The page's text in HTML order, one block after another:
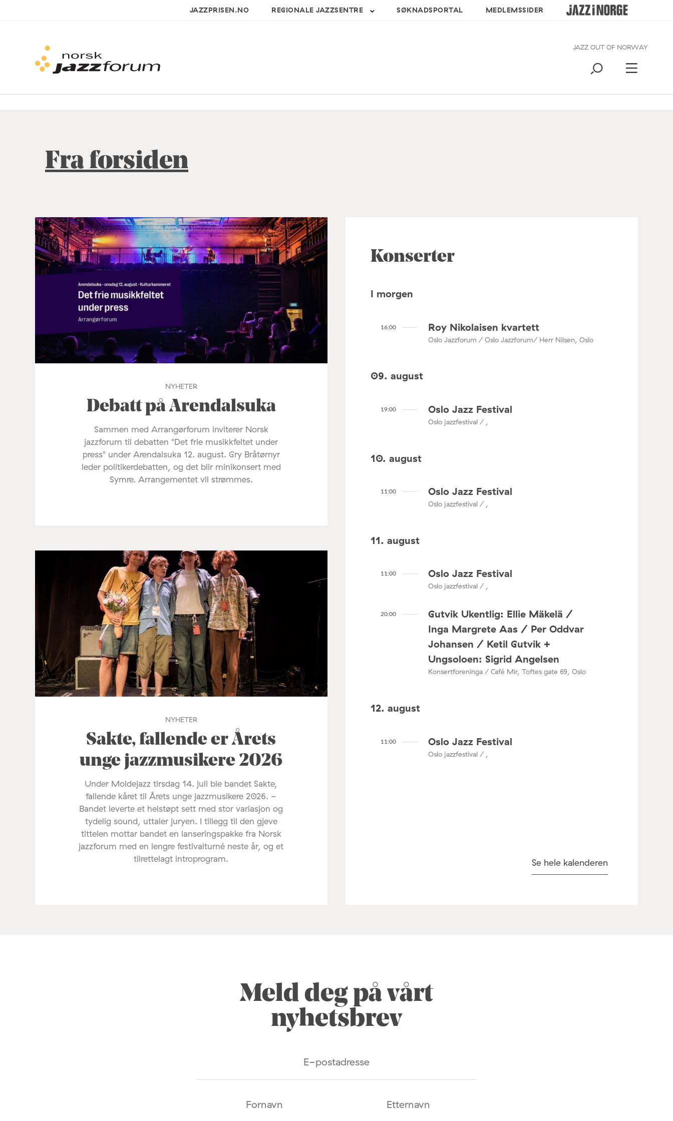
JAZZPRISEN.NO REGIONALE JAZZSENTRE SØKNADSPORTAL MEDLEMSSIDER
JAZZ OUT OF NORWAY
Fra forsiden
NYHETER
Debatt på Arendalsuka
Sammen med Arrangørforum inviterer Norsk
jazzforum til debatten "Det frie musikkfeltet under
press" under Arendalsuka 12. august. Gry Bråtømyr
leder politikerdebatten, og det blir minikonsert med
Symre. Arrangementet vil strømmes.
NYHETER
Sakte, fallende er Årets
unge jazzmusikere 2026
Under Moldejazz tirsdag 14. juli ble bandet Sakte,
fallende kåret til Årets unge jazzmusikere 2026. -
Bandet leverte et helstøpt sett med stor variasjon og
tydelig sound, uttaler juryen. I tillegg til den gjeve
tittelen mottar bandet en lanseringspakke fra Norsk
jazzforum med en lengre festivalturné neste år, og et
tilrettelagt introprogram.
Konserter
I morgen
16:00 Roy Nikolaisen kvartett
Oslo Jazzforum / Oslo Jazzforum/ Herr Nilsen, Oslo
09. august
19:00 Oslo Jazz Festival
Oslo jazzfestival / ,
10. august
11:00 Oslo Jazz Festival
Oslo jazzfestival / ,
11. august
11:00 Oslo Jazz Festival
Oslo jazzfestival / ,
20:00
Gutvik Ukentlig: Ellie Mäkelä /
Inga Margrete Aas / Per Oddvar
Johansen / Ketil Gutvik +
Ungsoloen: Sigrid Angelsen
Konsertforeninga / Café Mir, Toftes gate 69, Oslo
12. august
11:00 Oslo Jazz Festival
Oslo jazzfestival / ,
Se hele kalenderen
Meld deg på vårt
nyhetsbrev